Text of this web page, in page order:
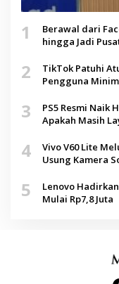
1
Berawal dari
hingga Jadi
2
TikTok Patuhi
Pengguna
3
PS5 Resmi Naik
Apakah Masih
4
Vivo V60 Lite
Usung Kamera
5
Lenovo
Mulai Rp7,8 Juta